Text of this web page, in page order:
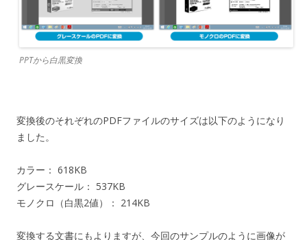
PPTから白黒変換
変換後のそれぞれのPDFファイルのサイズは以下のようになり
ました。
カラー： 618KB
グレースケール： 537KB
モノクロ（白黒2値）： 214KB
変換する文書にもよりますが、今回のサンプルのように画像が